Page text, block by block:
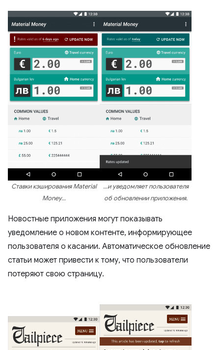
Ставки кэширования Material
Money…
…и уведомляет пользователя
об обновлении приложения.
Новостные приложения могут показывать
уведомление о новом контенте, информирующее
пользователя о касании. Автоматическое обновление
статьи может привести к тому, что пользователи
потеряют свою страницу.